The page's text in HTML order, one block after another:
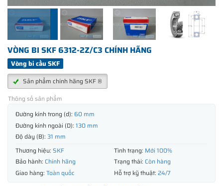
VÒNG BI SKF 6312-2Z/C3 CHÍNH HÃNG
Vòng bi cầu SKF
Sản phẩm chính hãng SKF ®
Thông số sản phẩm
Đường kính trong (d): 60 mm
Đường kính ngoài (D): 130 mm
Độ dày (B): 31 mm
Thương hiệu: SKF Tình trạng: Mới 100%
Bảo hành: Chính hãng Trạng thái: Còn hàng
Giao hàng: Toàn quốc Hỗ trợ kỹ thuật: 24/7